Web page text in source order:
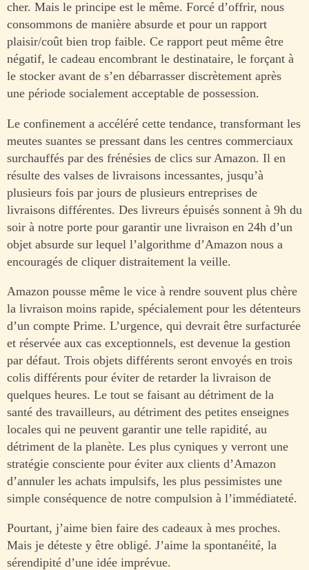
cher. Mais le principe est le même. Forcé d’offrir, nous
consommons de manière absurde et pour un rapport
plaisir/coût bien trop faible. Ce rapport peut même être
négatif, le cadeau encombrant le destinataire, le forçant à
le stocker avant de s’en débarrasser discrètement après
une période socialement acceptable de possession.
Le confinement a accéléré cette tendance, transformant les
meutes suantes se pressant dans les centres commerciaux
surchauffés par des frénésies de clics sur Amazon. Il en
résulte des valses de livraisons incessantes, jusqu’à
plusieurs fois par jours de plusieurs entreprises de
livraisons différentes. Des livreurs épuisés sonnent à 9h du
soir à notre porte pour garantir une livraison en 24h d’un
objet absurde sur lequel l’algorithme d’Amazon nous a
encouragés de cliquer distraitement la veille.
Amazon pousse même le vice à rendre souvent plus chère
la livraison moins rapide, spécialement pour les détenteurs
d’un compte Prime. L’urgence, qui devrait être surfacturée
et réservée aux cas exceptionnels, est devenue la gestion
par défaut. Trois objets différents seront envoyés en trois
colis différents pour éviter de retarder la livraison de
quelques heures. Le tout se faisant au détriment de la
santé des travailleurs, au détriment des petites enseignes
locales qui ne peuvent garantir une telle rapidité, au
détriment de la planète. Les plus cyniques y verront une
stratégie consciente pour éviter aux clients d’Amazon
d’annuler les achats impulsifs, les plus pessimistes une
simple conséquence de notre compulsion à l’immédiateté.
Pourtant, j’aime bien faire des cadeaux à mes proches.
Mais je déteste y être obligé. J’aime la spontanéité, la
sérendipité d’une idée imprévue.